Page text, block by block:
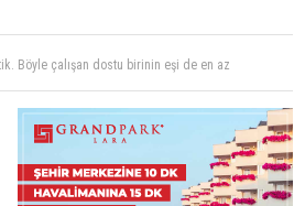
Böyle çalışan dostu birinin eşi de en az